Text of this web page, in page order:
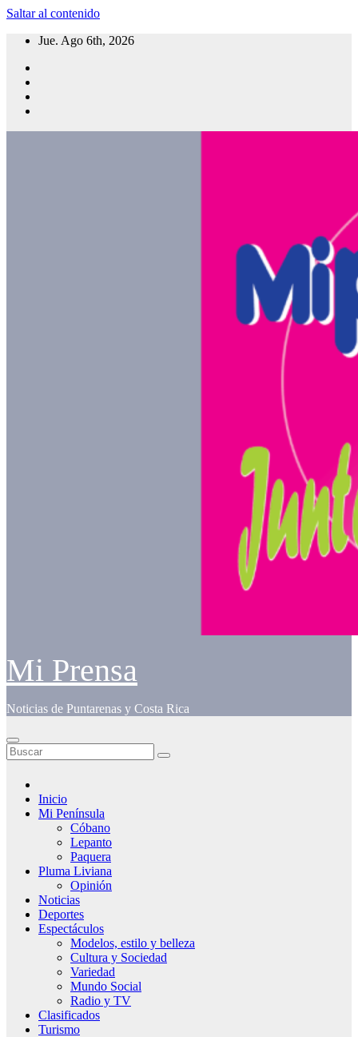
Saltar al contenido
Jue. Ago 6th, 2026
Mi Prensa
Noticias de Puntarenas y Costa Rica
Inicio
Mi Península
Cóbano
Lepanto
Paquera
Pluma Liviana
Opinión
Noticias
Deportes
Espectáculos
Modelos, estilo y belleza
Cultura y Sociedad
Variedad
Mundo Social
Radio y TV
Clasificados
Turismo